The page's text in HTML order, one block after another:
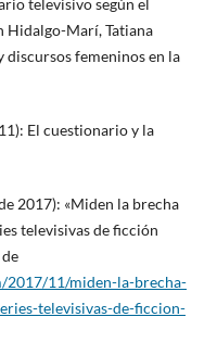
televisivo según el
Hidalgo-Marí, Tatiana
discursos femeninos en la
El cuestionario y la
2017): «Miden la brecha
televisivas de ficción
11/miden-la-brecha-
televisivas-de-ficcion-